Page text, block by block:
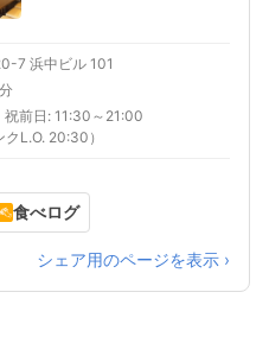
7 浜中ビル 101
祝前日: 11:30～21:00
クL.O. 20:30）
食べログ
シェア用のページを表示 ›